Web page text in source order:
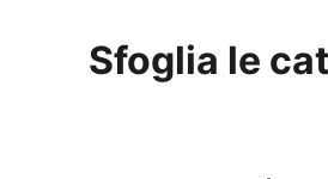
Sfoglia le